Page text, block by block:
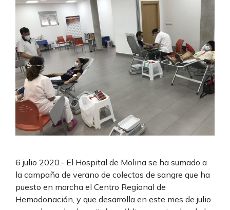
6 julio 2020.- El Hospital de Molina se ha sumado a
la campaña de verano de colectas de sangre que ha
puesto en marcha el Centro Regional de
Hemodonación, y que desarrolla en este mes de julio